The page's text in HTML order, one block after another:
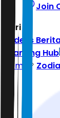
Join
Hari ini
Indeks
Learning Hub
Home